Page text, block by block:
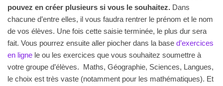
pouvez en créer plusieurs si vous le souhaitez. Dans
chacune d’entre elles, il vous faudra rentrer le prénom et le nom
de vos élèves. Une fois cette saisie terminée, le plus dur sera
fait. Vous pourrez ensuite aller piocher dans la base d’exercices
en ligne le ou les exercices que vous souhaitez soumettre à
votre groupe d’élèves. Maths, Géographie, Sciences, Langues,
le choix est très vaste (notamment pour les mathématiques). Et